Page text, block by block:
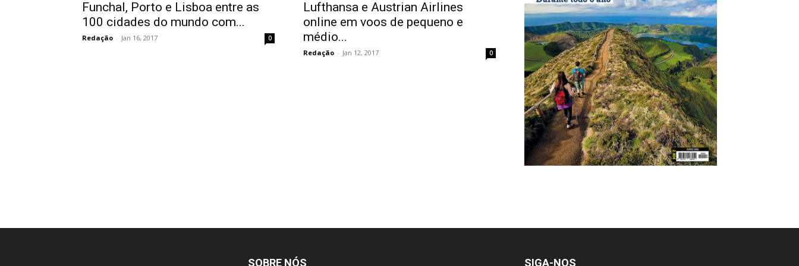
Funchal, Porto e Lisboa entre as
100 cidades do mundo com...
Redação - Jan 16, 2017 0
Lufthansa e Austrian Airlines
online em voos de pequeno e
médio...
Redação - Jan 12, 2017 0
SOBRE NÓS SIGA-NOS